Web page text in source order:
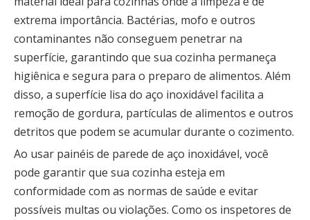
extrema importância. Bactérias, mofo e outros
contaminantes não conseguem penetrar na
superfície, garantindo que sua cozinha permaneça
higiênica e segura para o preparo de alimentos. Além
disso, a superfície lisa do aço inoxidável facilita a
remoção de gordura, partículas de alimentos e outros
detritos que podem se acumular durante o cozimento.
Ao usar painéis de parede de aço inoxidável, você
pode garantir que sua cozinha esteja em
conformidade com as normas de saúde e evitar
possíveis multas ou violações. Como os inspetores de